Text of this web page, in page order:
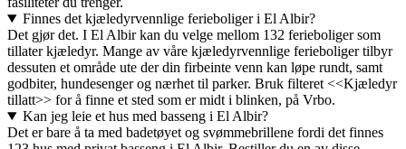
Finnes det kjæledyrvennlige ferieboliger i El Albir?
Det gjør det. I El Albir kan du velge mellom 132 ferieboliger som
tillater kjæledyr. Mange av våre kjæledyrvennlige ferieboliger tilbyr
dessuten et område ute der din firbeinte venn kan løpe rundt, samt
godbiter, hundesenger og nærhet til parker. Bruk filteret <<Kjæledyr
tillatt>> for å finne et sted som er midt i blinken, på Vrbo.
Kan jeg leie et hus med basseng i El Albir?
Det er bare å ta med badetøyet og svømmebrillene fordi det finnes